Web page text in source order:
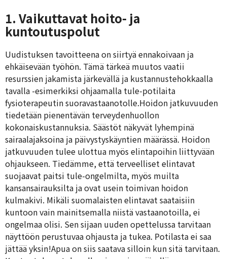
1. Vaikuttavat hoito- ja
kuntoutuspolut
Uudistuksen tavoitteena on siirtyä ennakoivaan ja
ehkäisevään työhön. Tämä tärkeä muutos vaatii
resurssien jakamista järkevällä ja kustannustehokkaalla
tavalla -esimerkiksi ohjaamalla tule-potilaita
fysioterapeutin suoravastaanotolle.Hoidon jatkuvuuden
tiedetään pienentävän terveydenhuollon
kokonaiskustannuksia. Säästöt näkyvät lyhempinä
sairaalajaksoina ja päivystyskäyntien määrässä. Hoidon
jatkuvuuden tulee ulottua myös elintapoihin liittyvään
ohjaukseen. Tiedämme, että terveelliset elintavat
suojaavat paitsi tule-ongelmilta, myös muilta
kansansairauksilta ja ovat usein toimivan hoidon
kulmakivi. Mikäli suomalaisten elintavat saataisiin
kuntoon vain mainitsemalla niistä vastaanotoilla, ei
ongelmaa olisi. Sen sijaan uuden opettelussa tarvitaan
näyttöön perustuvaa ohjausta ja tukea. Potilasta ei saa
jättää yksin!Apua on siis saatava silloin kun sitä tarvitaan.